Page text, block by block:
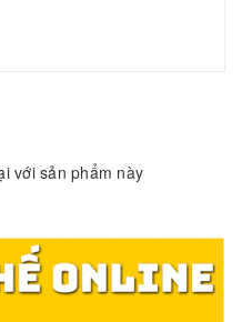
với sản phẩm này